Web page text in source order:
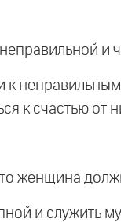
к
к счастью от
женщина
и служить